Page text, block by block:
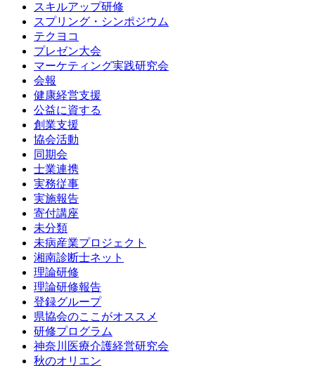
スキルアップ研修
スプリング・シンポジウム
テクヨコ
プレゼン大会
マーケティング実践研究会
会報
健康経営支援
公益に資する
創業支援
協会活動
同期会
士業連携
実務従事
実施報告
寄付講座
未分類
未病産業プロジェクト
湘南診断士ネット
理論研修
理論研修報告
登録グループ
県協会のここがオススメ
研修プログラム
神奈川医療介護経営研究会
秋のオリエン